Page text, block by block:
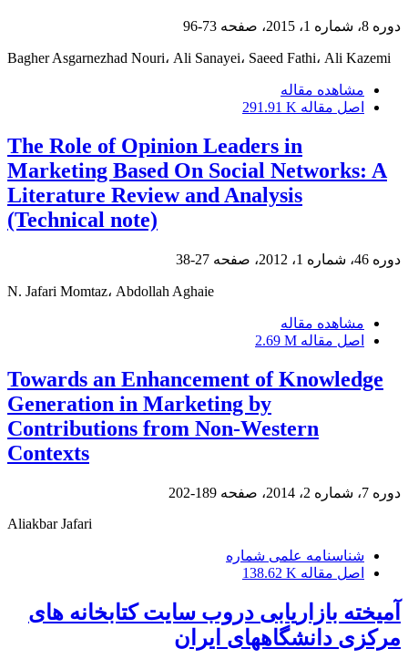
دوره 8، شماره 1، 2015، صفحه 73-96
Bagher Asgarnezhad Nouri، Ali Sanayei، Saeed Fathi، Ali Kazemi
مشاهده مقاله
اصل مقاله 291.91 K
The Role of Opinion Leaders in
Marketing Based On Social Networks: A
Literature Review and Analysis
(Technical note)
دوره 46، شماره 1، 2012، صفحه 27-38
N. Jafari Momtaz، Abdollah Aghaie
مشاهده مقاله
اصل مقاله 2.69 M
Towards an Enhancement of Knowledge
Generation in Marketing by
Contributions from Non-Western
Contexts
دوره 7، شماره 2، 2014، صفحه
189-202
Aliakbar Jafari
شناسنامه علمی شماره
اصل مقاله 138.62 K
آمیخته بازاریابی دروب سایت کتابخانه‏ های
مرکزی دانشگاه‏های ایران